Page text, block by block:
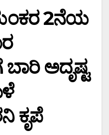
2ನೆಯ
ಅದೃಷ್ಟ
ಕೃಪೆ